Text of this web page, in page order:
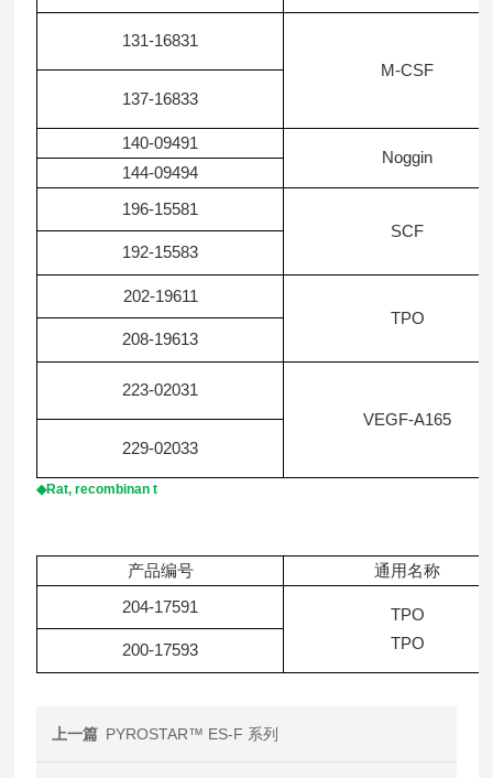
131-16831
M-CSF
137-16833
140-09491
Noggin
144-09494
196-15581
SCF
192-15583
202-19611
TPO
208-19613
223-02031
VEGF-A165
229-02033
◆Rat, recombinan t
产品编号
通用名称
204-17591
TPO
TPO
200-17593
上一篇 PYROSTAR™ ES-F 系列